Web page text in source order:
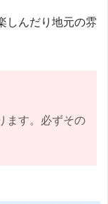
しんだり地元の雰
ます。必ずその